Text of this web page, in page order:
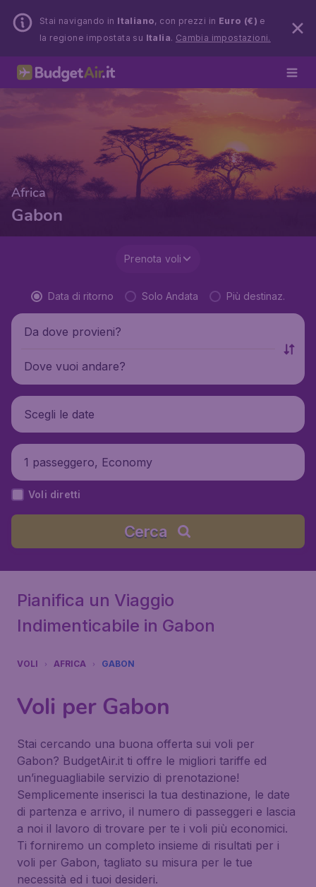
Stai navigando in Italiano, con prezzi in Euro (€) e
la regione impostata su Italia. Cambia impostazioni.
Africa
Gabon
Prenota voli
Data di ritorno Solo Andata Più destinaz.
Da dove provieni?
Dove vuoi andare?
Scegli le date
1 passeggero, Economy
Voli diretti
Cerca
Pianifica un Viaggio
Indimenticabile in Gabon
VOLI AFRICA GABON
Voli per Gabon
Stai cercando una buona offerta sui voli per
Gabon? BudgetAir.it ti offre le migliori tariffe ed
un’ineguagliabile servizio di prenotazione!
Semplicemente inserisci la tua destinazione, le date
di partenza e arrivo, il numero di passeggeri e lascia
a noi il lavoro di trovare per te i voli più economici.
Ti forniremo un completo insieme di risultati per i
voli per Gabon, tagliato su misura per le tue
necessità ed i tuoi desideri.